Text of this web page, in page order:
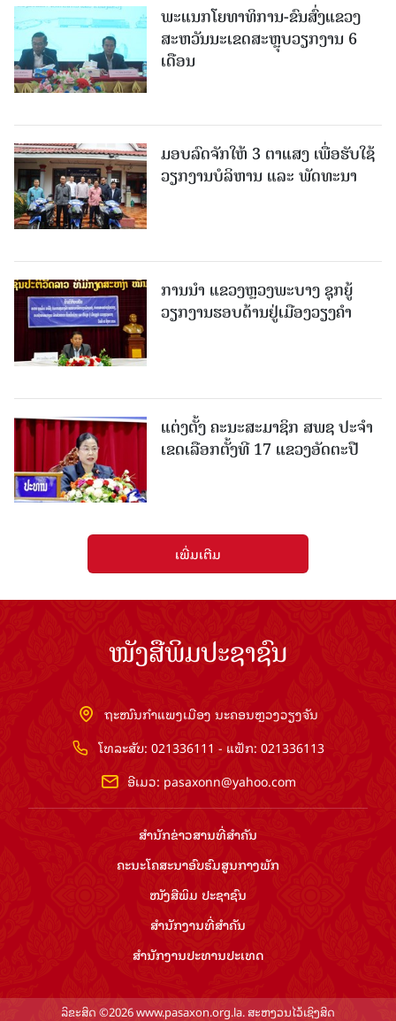
ພະແນກໂຍທາທິການ-ຂົນສົ່ງແຂວງ
ສະຫວັນນະເຂດສະຫຼຸບວຽກງານ 6
ເດືອນ
ມອບລົດຈັກໃຫ້ 3 ຕາແສງ ເພື່ອຮັບໃຊ້
ວຽກງານບໍລິຫານ ແລະ ພັດທະນາ
ການນຳ ແຂວງຫຼວງພະບາງ ຊຸກຍູ້
ວຽກງານຮອບດ້ານຢູ່ເມືອງວຽງຄໍາ
ແຕ່ງຕັ້ງ ຄະນະສະມາຊິກ ສພຊ ປະຈຳ
ເຂດເລືອກຕັ້ງທີ 17 ແຂວງອັດຕະປື
ເພີ່ມເຕີມ
ໜັງສືພິມປະຊາຊົນ
ຖະໜົນກຳແພງເມືອງ ນະຄອນຫຼວງວຽງຈັນ
ໂທລະສັບ: 021336111 - ແຟັກ: 021336113
ອີເມວ: pasaxonn@yahoo.com
ສຳ​ນັກ​ຂ່າວ​ສານ​ທີ່​ສຳ​ຄັນ​
ຄະນະໂຄສະນາອົບຮົມ​ສູນ​ກາງ​ພັກ
ໜັງສືພິມ ປະ​ຊາ​ຊົນ
ສຳ​ນັກ​ງານ​ທີ່​ສຳ​ຄັນ
ສຳ​ນັກ​ງານ​ປະ​ທານ​ປະ​ເທດ
ລິຂະສິດ ©2026 www.pasaxon.org.la. ສະຫງວນໄວ້ເຊິງສິດ